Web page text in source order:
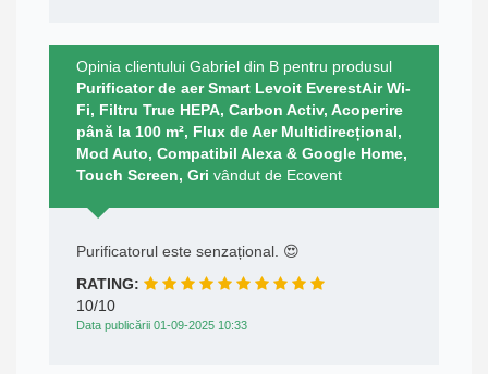
Opinia clientului Gabriel din B pentru produsul
Purificator de aer Smart Levoit EverestAir Wi-
Fi, Filtru True HEPA, Carbon Activ, Acoperire
până la 100 m², Flux de Aer Multidirecțional,
Mod Auto, Compatibil Alexa & Google Home,
Touch Screen, Gri vândut de Ecovent
Purificatorul este senzațional. 😍
RATING:
10/10
Data publicării 01-09-2025 10:33